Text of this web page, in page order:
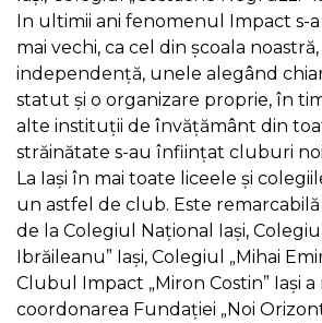
In ultimii ani fenomenul Impact s-
mai vechi, ca cel din şcoala
independenţă, unele alegând
statut şi o organizare proprie, în
alte instituţii de învăţământ din
străinătate s-au înfiinţat cluburi
La Iaşi în mai toate liceele şi
un astfel de club. Este
de la Colegiul Naţional Iaşi,
Ibrăileanu” Iaşi, Colegiul „Mihai
Clubul Impact „Miron Costin” Iaşi a
coordonarea Fundaţiei „Noi